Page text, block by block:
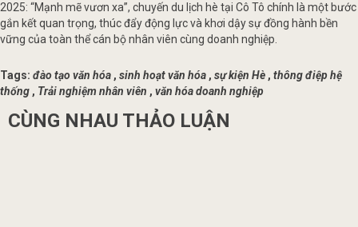
2025: “Mạnh mẽ vươn xa”, chuyến du lịch hè tại Cô Tô chính là một bước
gắn kết quan trọng, thúc đẩy động lực và khơi dậy sự đồng hành bền
vững của toàn thể cán bộ nhân viên cùng doanh nghiệp.
Tags: đào tạo văn hóa , sinh hoạt văn hóa , sự kiện Hè , thông điệp hệ
thống , Trải nghiệm nhân viên , văn hóa doanh nghiệp
CÙNG NHAU THẢO LUẬN